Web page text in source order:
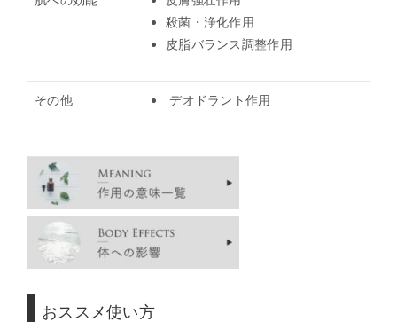
殺菌・浄化作用
皮脂バランス調整作用
その他 デオドラント作用
おススメ使い方